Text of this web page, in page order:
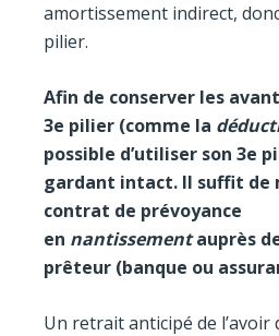
amortissement indirect, donc
pilier.
Afin de conserver les
3e pilier (comme la
possible d’utiliser son 3e
gardant intact. Il suffit
contrat de prévoyance
en nantissementauprès
prêteur (banque ou
Un retrait anticipé de l’avoir